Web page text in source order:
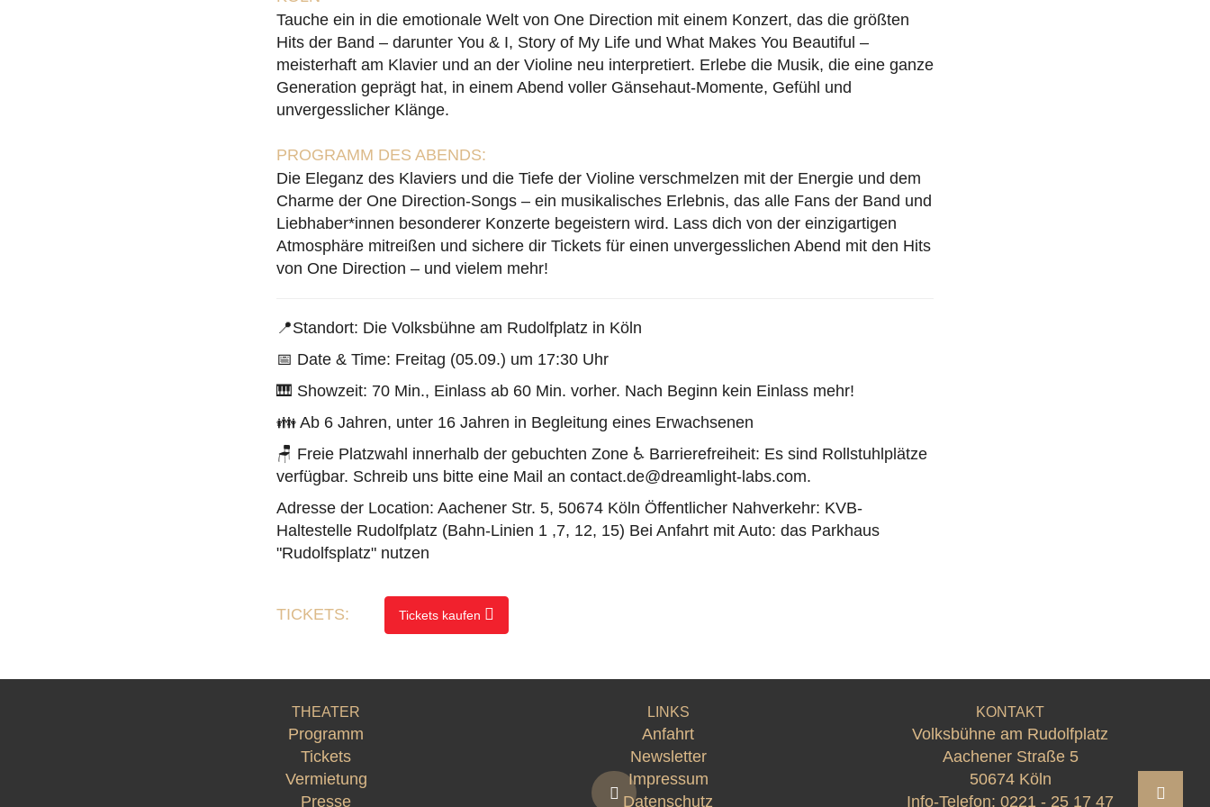
Tauche ein in die emotionale Welt von One Direction mit einem Konzert, das die größten
Hits der Band – darunter You & I, Story of My Life und What Makes You Beautiful –
meisterhaft am Klavier und an der Violine neu interpretiert. Erlebe die Musik, die eine ganze
Generation geprägt hat, in einem Abend voller Gänsehaut-Momente, Gefühl und
unvergesslicher Klänge.
PROGRAMM DES ABENDS:
Die Eleganz des Klaviers und die Tiefe der Violine verschmelzen mit der Energie und dem
Charme der One Direction-Songs – ein musikalisches Erlebnis, das alle Fans der Band und
Liebhaber*innen besonderer Konzerte begeistern wird. Lass dich von der einzigartigen
Atmosphäre mitreißen und sichere dir Tickets für einen unvergesslichen Abend mit den Hits
von One Direction – und vielem mehr!
📍Standort: Die Volksbühne am Rudolfplatz in Köln
📅 Date & Time: Freitag (05.09.) um 17:30 Uhr
🎹 Showzeit: 70 Min., Einlass ab 60 Min. vorher. Nach Beginn kein Einlass mehr!
👪 Ab 6 Jahren, unter 16 Jahren in Begleitung eines Erwachsenen
🪑 Freie Platzwahl innerhalb der gebuchten Zone ♿ Barrierefreiheit: Es sind Rollstuhlplätze
verfügbar. Schreib uns bitte eine Mail an contact.de@dreamlight-labs.com.
Adresse der Location: Aachener Str. 5, 50674 Köln Öffentlicher Nahverkehr: KVB-
Haltestelle Rudolfplatz (Bahn-Linien 1 ,7, 12, 15) Bei Anfahrt mit Auto: das Parkhaus
"Rudolfsplatz" nutzen
TICKETS: Tickets kaufen
THEATER
Programm
Tickets
Vermietung
Presse
LINKS
Anfahrt
Newsletter
Impressum
Datenschutz
KONTAKT
Volksbühne am Rudolfplatz
Aachener Straße 5
50674 Köln
Info-Telefon: 0221 - 25 17 47